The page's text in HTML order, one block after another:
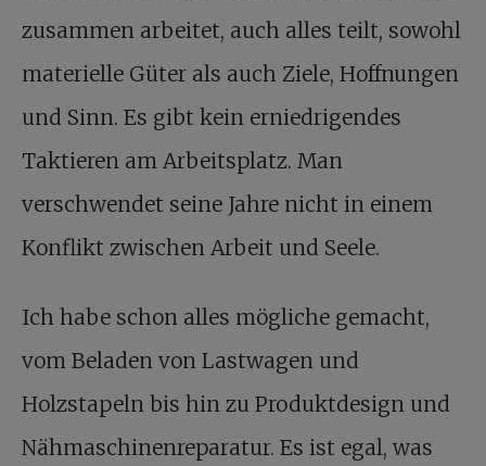
zusammen arbeitet, auch alles teilt, sowohl
materielle Güter als auch Ziele, Hoffnungen
und Sinn. Es gibt kein erniedrigendes
Taktieren am Arbeitsplatz. Man
verschwendet seine Jahre nicht in einem
Konflikt zwischen Arbeit und Seele.
Ich habe schon alles mögliche gemacht,
vom Beladen von Lastwagen und
Holzstapeln bis hin zu Produktdesign und
Nähmaschinenreparatur. Es ist egal, was